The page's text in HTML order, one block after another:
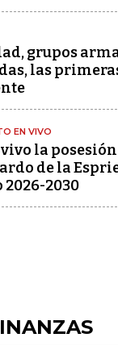
grupos
las
EN VIVO
vivo la
de la
2030